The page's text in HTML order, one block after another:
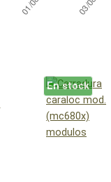
En stock